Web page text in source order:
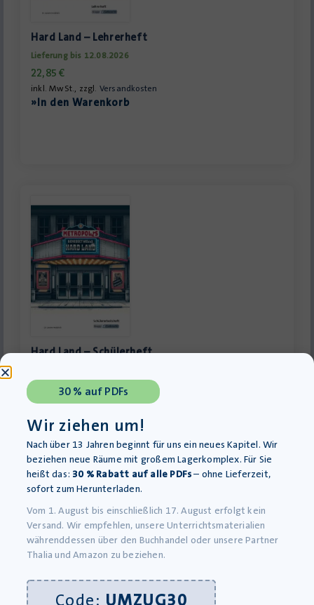
Hard Land – Lehrerheft
Lieferung bis 12.08.2026
22,85€
inkl. MwSt., zzgl. Versandkosten
»In den Warenkorb
Hard Land – Schülerheft
€
inkl. MwSt., zzgl.Versandkosten
»In den Warenkorb
30 % auf PDFs
Wir ziehen um!
Nach über 13 Jahren beginnt für uns ein neues Kapitel. Wir
beziehen neue Räume mit großem Lagerkomplex. Für Sie
heißt das: 30 % Rabatt auf alle PDFs– ohne Lieferzeit,
sofort zum Herunterladen.
Vom 1. August bis einschließlich 17. August erfolgt kein
Versand. Wir empfehlen, unsere Unterrichtsmaterialien
währenddessen über den Buchhandel oder unsere Partner
Thalia und Amazon zu beziehen.
Code: UMZUG30